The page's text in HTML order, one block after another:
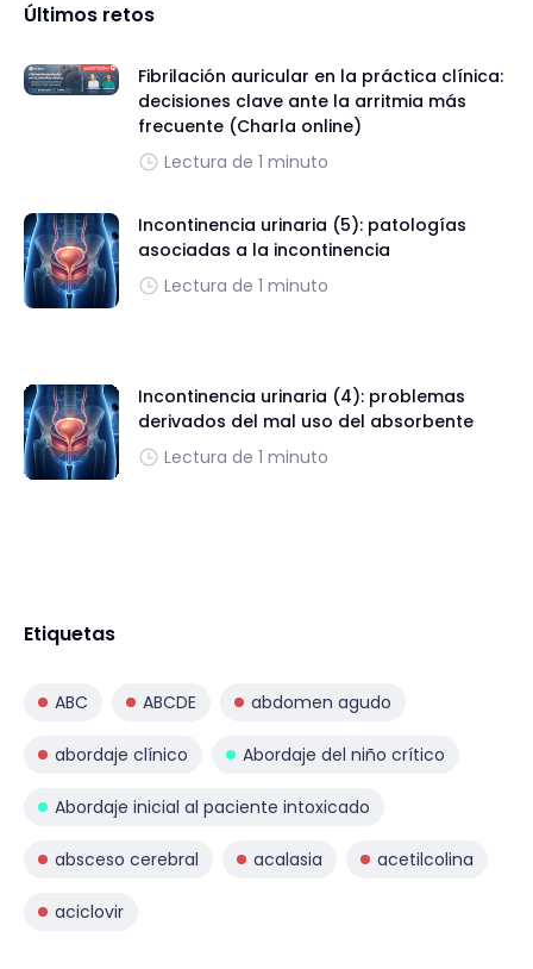
Últimos retos
Fibrilación auricular en la práctica clínica:
decisiones clave ante la arritmia más
frecuente (Charla online)
Lectura de 1 minuto
Incontinencia urinaria (5): patologías
asociadas a la incontinencia
Lectura de 1 minuto
Incontinencia urinaria (4): problemas
derivados del mal uso del absorbente
Lectura de 1 minuto
Etiquetas
ABC ABCDE abdomen agudo
abordaje clínico Abordaje del niño crítico
Abordaje inicial al paciente intoxicado
absceso cerebral acalasia acetilcolina
aciclovir